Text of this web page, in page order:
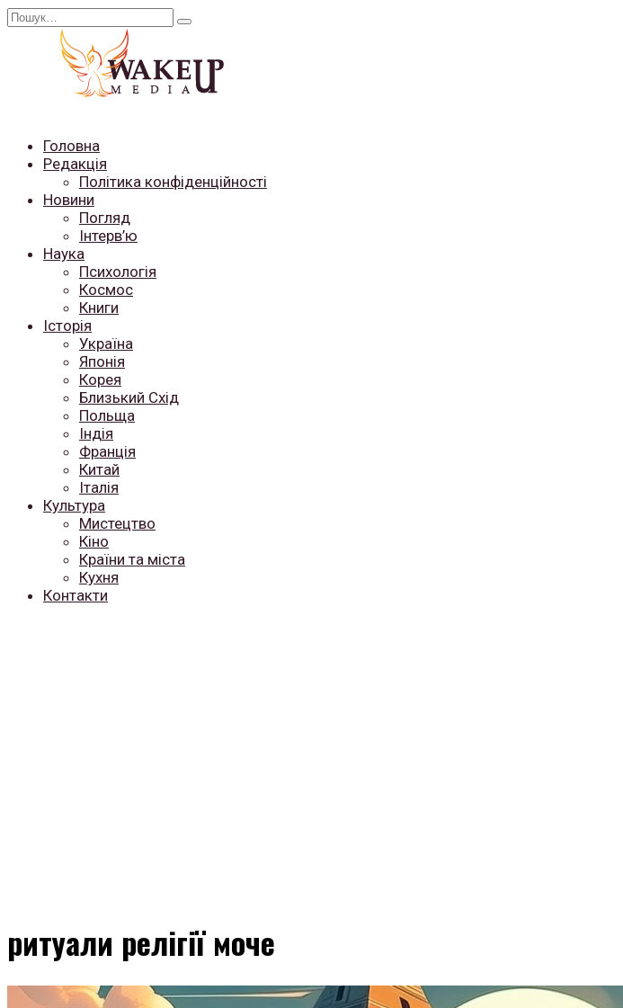
Перейти
Search
Головна
Редакція
Політика конфіденційності
Новини
Погляд
Інтерв’ю
Наука
Психологія
Космос
Книги
Історія
Україна
Японія
Корея
Близький Схід
Польща
Індія
Франція
Китай
Італія
Культура
Мистецтво
Кіно
Країни та міста
Кухня
Контакти
ритуали релігії моче